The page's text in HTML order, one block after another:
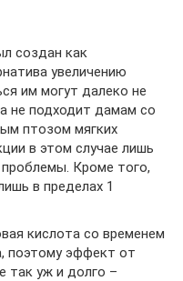
создан как
увеличению
им могут далеко не
не подходит дамам со
птозом мягких
в этом случае лишь
Кроме того,
в пределах 1
кислота со временем
поэтому эффект от
так уж и долго –